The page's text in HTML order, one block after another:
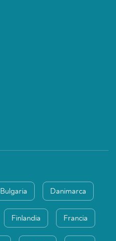
Bulgaria Danimarca
Finlandia Francia